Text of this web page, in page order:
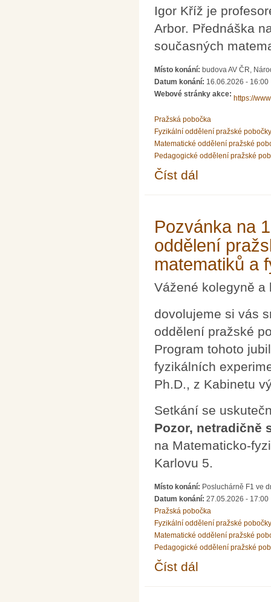
Igor Kříž je
Arbor. Přednáška
současných
Místo konání: budova AV ČR,
Datum konání: 16.06.2026 - 16:00
Webové stránky akce:
https://
Pražská pobočka
Fyzikální oddělení pražské pobočky
Matematické oddělení pražské
Pedagogické oddělení pražské
Číst dál
Pozvánka na
oddělení
matematiků a
Vážené kolegyně a
dovolujeme si vás
oddělení pražské
Program tohoto
fyzikálních
Ph.D., z Kabinetu
Setkání se
Pozor, netradičně
na Matematicko-
Karlovu 5.
Místo konání: Posluchárně F1 ve
Datum konání: 27.05.2026 - 17:00
Pražská pobočka
Fyzikální oddělení pražské pobočky
Matematické oddělení pražské
Pedagogické oddělení pražské
Číst dál